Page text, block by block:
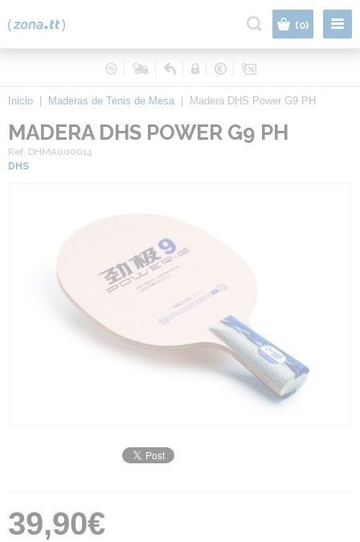
(0)
Inicio Maderas de Tenis de Mesa Madera DHS Power G9 PH
MADERA DHS POWER G9 PH
Ref. DHMA000014
DHS
39,90€